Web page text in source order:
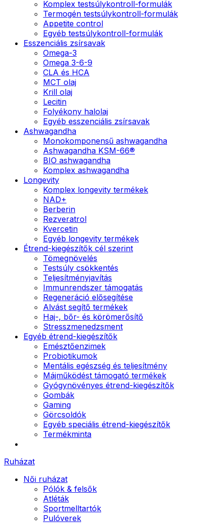
Komplex testsúlykontroll-formulák
Termogén testsúlykontroll-formulák
Appetite control
Egyéb testsúlykontroll-formulák
Esszenciális zsírsavak
Omega-3
Omega 3-6-9
CLA és HCA
MCT olaj
Krill olaj
Lecitin
Folyékony halolaj
Egyéb esszenciális zsírsavak
Ashwagandha
Monokomponensű ashwagandha
Ashwagandha KSM-66®
BIO ashwagandha
Komplex ashwagandha
Longevity
Komplex longevity termékek
NAD+
Berberin
Rezveratrol
Kvercetin
Egyéb longevity termékek
Étrend-kiegészítők cél szerint
Tömegnövelés
Testsúly csökkentés
Teljesítményjavítás
Immunrendszer támogatás
Regeneráció elősegítése
Alvást segítő termékek
Haj-, bőr- és körömerősítő
Stresszmenedzsment
Egyéb étrend-kiegészítők
Emésztőenzimek
Probiotikumok
Mentális egészség és teljesítmény
Májműködést támogató termékek
Gyógynövényes étrend-kiegészítők
Gombák
Gaming
Görcsoldók
Egyéb speciális étrend-kiegészítők
Termékminta
Ruházat
Női ruházat
Pólók & felsők
Atléták
Sportmelltartók
Pulóverek